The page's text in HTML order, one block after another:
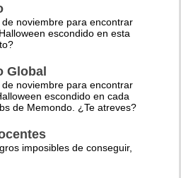
noviembre para encontrar
escondido en esta
Global
noviembre para encontrar
escondido en cada
de Memondo. ¿Te atreves?
imposibles de conseguir,